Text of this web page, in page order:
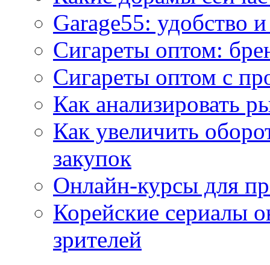
Garage55: удобство
Сигареты оптом:
Сигареты оптом с
Как анализировать
Как увеличить
закупок
Онлайн-курсы для
Корейские сериалы
зрителей